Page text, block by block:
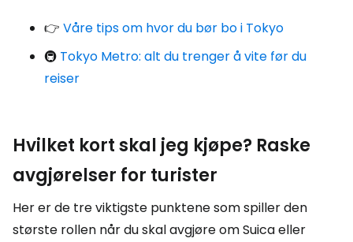
👉 Våre tips om hvor du bør bo i Tokyo
🚇 Tokyo Metro: alt du trenger å vite før du
reiser
Hvilket kort skal jeg kjøpe? Raske
avgjørelser for turister
Her er de tre viktigste punktene som spiller den
største rollen når du skal avgjøre om Suica eller